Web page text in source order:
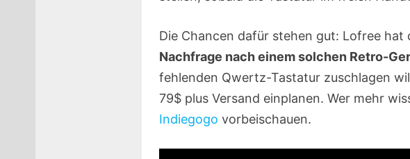
Die Chancen dafür stehen gut: Lofree
Nachfrage nach einem solchen Retro-
fehlenden Qwertz-Tastatur zuschlagen
79$ plus Versand einplanen. Wer mehr
Indiegogo vorbeischauen.